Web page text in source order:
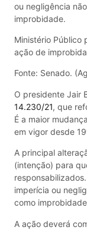
ou negligência
improbidade.
Ministério Público
ação de
Fonte: Senado.
O presidente Jair
14.230/21, que
É a maior
em vigor desde
A principal
(intenção) para
imperícia ou
como
A ação deverá